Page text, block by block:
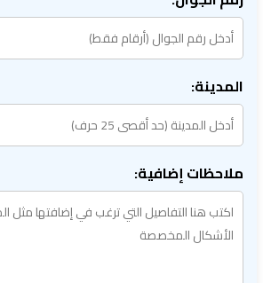
المدينة:
ملاحظات إضافية: